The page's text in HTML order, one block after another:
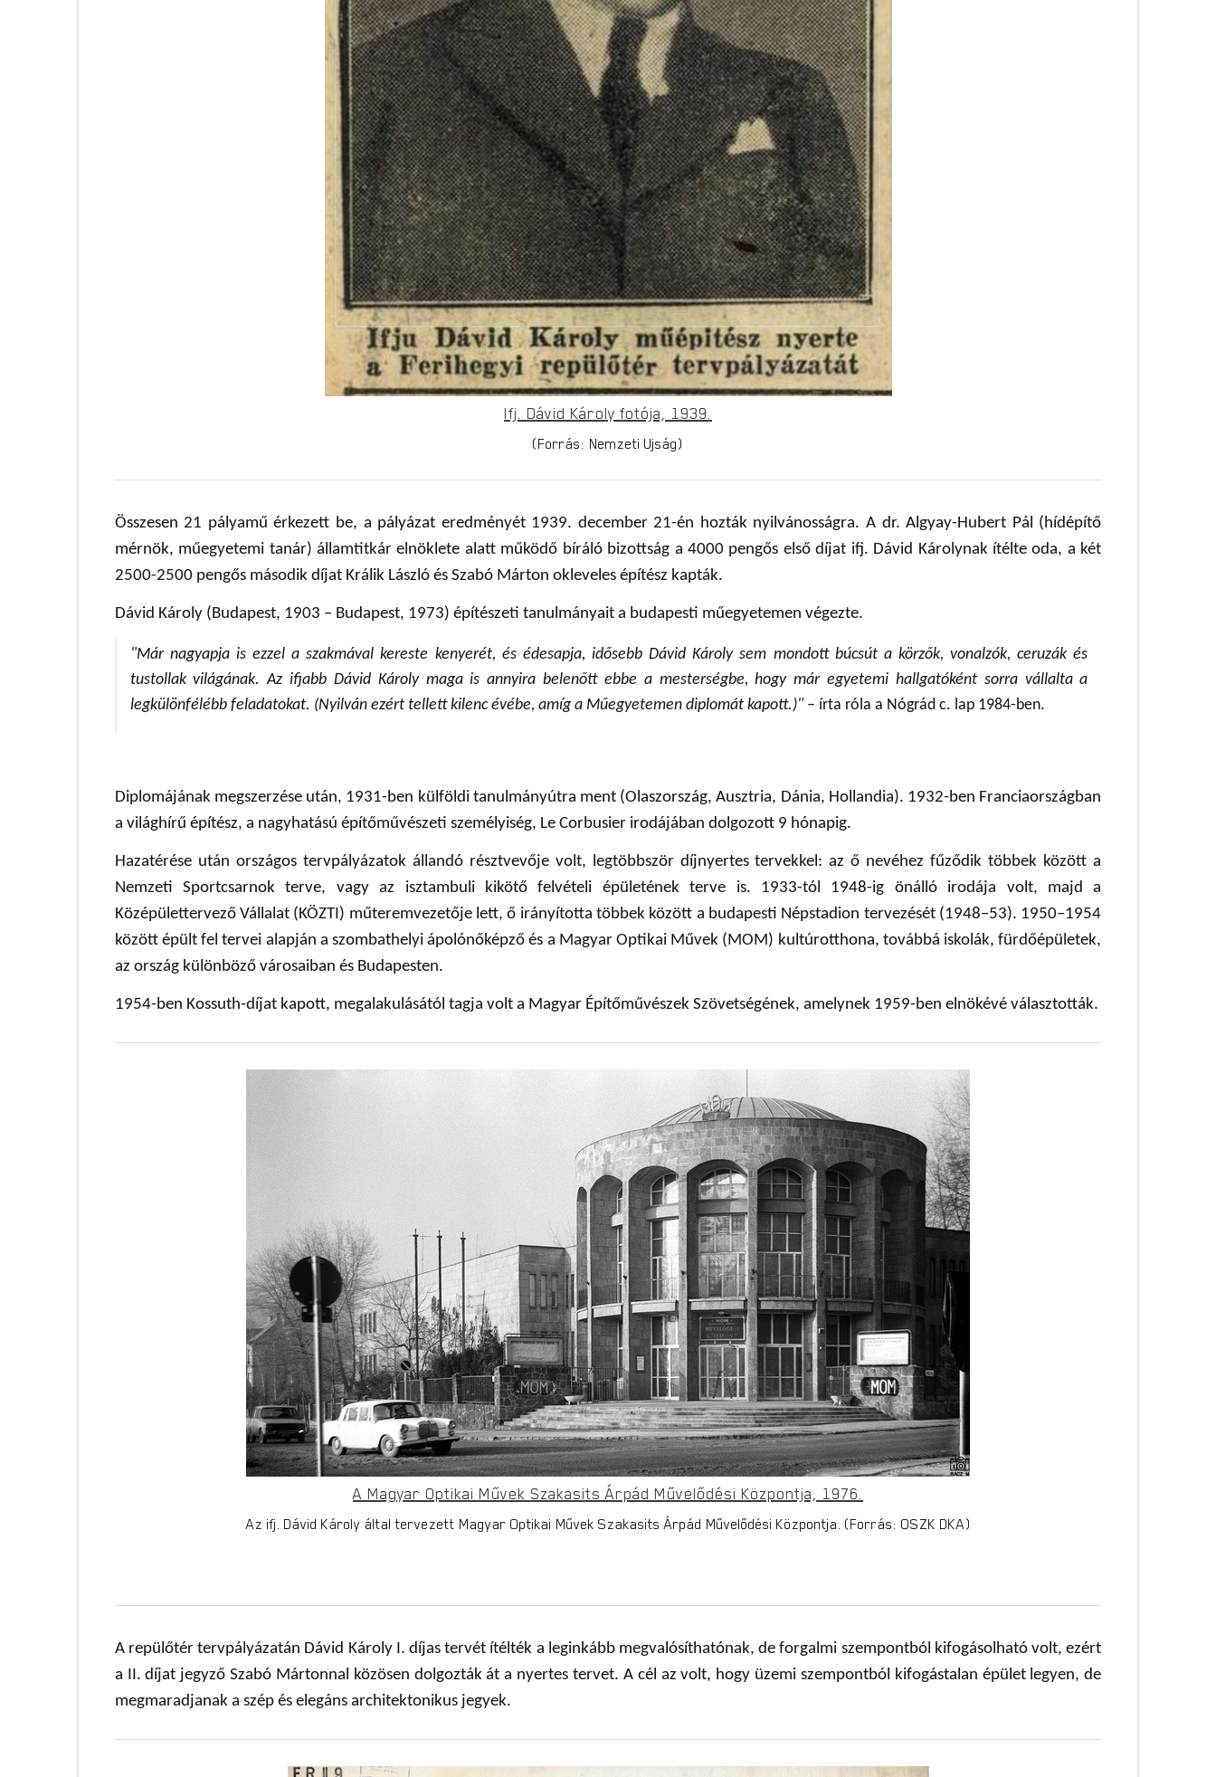
Ifj. Dávid Károly fotója, 1939.
(Forrás: Nemzeti Ujság)
Összesen 21 pályamű érkezett be, a pályázat eredményét 1939. december 21-én hozták nyilvánosságra. A dr. Algyay-Hubert Pál (hídépítő
mérnök, műegyetemi tanár) államtitkár elnöklete alatt működő bíráló bizottság a 4000 pengős első díjat ifj. Dávid Károlynak ítélte oda, a két
2500-2500 pengős második díjat Králik László és Szabó Márton okleveles építész kapták.
Dávid Károly (Budapest, 1903 – Budapest, 1973) építészeti tanulmányait a budapesti műegyetemen végezte.
"Már nagyapja is ezzel a szakmával kereste kenyerét, és édesapja, idősebb Dávid Károly sem mondott búcsút a körzők, vonalzók, ceruzák és
tustollak világának. Az ifjabb Dávid Károly maga is annyira belenőtt ebbe a mesterségbe, hogy már egyetemi hallgatóként sorra vállalta a
legkülönfélébb feladatokat. (Nyilván ezért tellett kilenc évébe, amíg a Műegyetemen diplomát kapott.)" – írta róla a Nógrád c. lap 1984-ben.
Diplomájának megszerzése után, 1931-ben külföldi tanulmányútra ment (Olaszország, Ausztria, Dánia, Hollandia). 1932-ben Franciaországban
a világhírű építész, a nagyhatású építőművészeti személyiség, Le Corbusier irodájában dolgozott 9 hónapig.
Hazatérése után országos tervpályázatok állandó résztvevője volt, legtöbbször díjnyertes tervekkel: az ő nevéhez fűződik többek között a
Nemzeti Sportcsarnok terve, vagy az isztambuli kikötő felvételi épületének terve is. 1933-tól 1948-ig önálló irodája volt, majd a
Középülettervező Vállalat (KÖZTI) műteremvezetője lett, ő irányította többek között a budapesti Népstadion tervezését (1948–53). 1950–1954
között épült fel tervei alapján a szombathelyi ápolónőképző és a Magyar Optikai Művek (MOM) kultúrotthona, továbbá iskolák, fürdőépületek,
az ország különböző városaiban és Budapesten.
1954-ben Kossuth-díjat kapott, megalakulásától tagja volt a Magyar Építőművészek Szövetségének, amelynek 1959-ben elnökévé választották.
A Magyar Optikai Művek Szakasits Árpád Művelődési Központja, 1976.
Az ifj. Dávid Károly által tervezett Magyar Optikai Művek Szakasits Árpád Művelődési Központja. (Forrás: OSZK DKA)
A repülőtér tervpályázatán Dávid Károly I. díjas tervét ítélték a leginkább megvalósíthatónak, de forgalmi szempontból kifogásolható volt, ezért
a II. díjat jegyző Szabó Mártonnal közösen dolgozták át a nyertes tervet. A cél az volt, hogy üzemi szempontból kifogástalan épület legyen, de
megmaradjanak a szép és elegáns architektonikus jegyek.